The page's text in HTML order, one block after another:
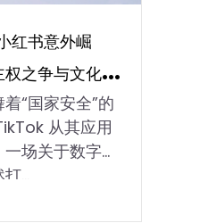
红书意外崛
之争与文化输
“国家安全”的
从其应用
场关于数字主
…